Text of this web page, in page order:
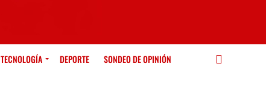
TECNOLOGÍA DEPORTE SONDEO DE OPINIÓN